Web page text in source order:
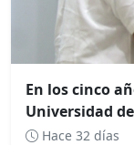
En los cinco
Universidad
Hace 32 días